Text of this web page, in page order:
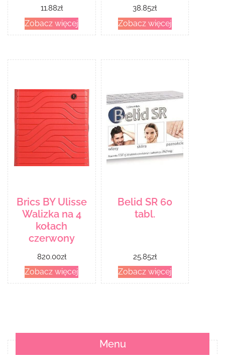
11.88zł
Zobacz więcej
38.85zł
Zobacz więcej
Brics BY Ulisse
Walizka na 4
kołach
czerwony
820.00zł
Zobacz więcej
Belid SR 60
tabl.
25.85zł
Zobacz więcej
Menu